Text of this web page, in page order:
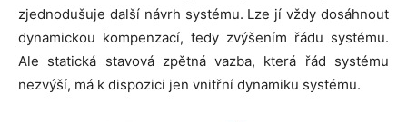
zjednodušuje další návrh systému. Lze jí vždy dosáhnout
dynamickou kompenzací, tedy zvýšením řádu systému.
Ale statická stavová zpětná vazba, která řád systému
nezvýší, má k dispozici jen vnitřní dynamiku systému.